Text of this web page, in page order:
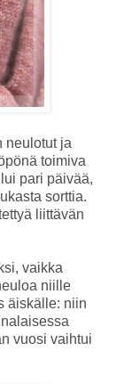
neulotut ja
toimiva
pari päivää,
sorttia.
liittävän
vaikka
niille
äiskälle: niin
vuosi vaihtui